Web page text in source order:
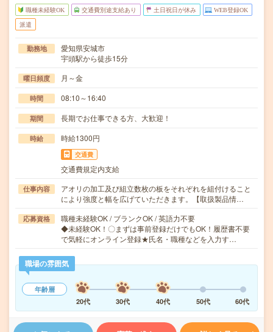
職種未経験OK 交通費別途支給あり 土日祝日が休み WEB登録OK
派遣
勤務地
愛知県安城市
宇頭駅から徒歩15分
曜日頻度 月～金
時間 08:10～16:40
期間 長期でお仕事できる方、大歓迎！
時給 時給1300円
交通費
交通費規定内支給
仕事内容
アオリの加工及び組立数枚の板をそれぞれを組付けること
により強度と幅を広げていただきます。【取扱製品情…
応募資格
職種未経験OK / ブランクOK / 英語力不要
◆未経験OK！〇まずは事前登録だけでもOK！履歴書不要
で気軽にオンライン登録★氏名・職種などを入力す…
職場の雰囲気
年齢層
20代
30代 40代 50代 60代